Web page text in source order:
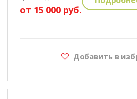
от 15 000 руб.
Добавить в